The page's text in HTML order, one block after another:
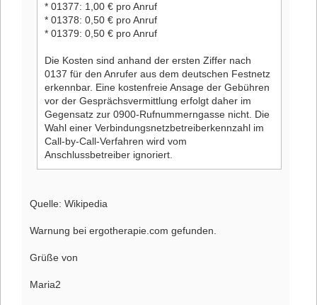
* 01377: 1,00 € pro Anruf
* 01378: 0,50 € pro Anruf
* 01379: 0,50 € pro Anruf
Die Kosten sind anhand der ersten Ziffer nach
0137 für den Anrufer aus dem deutschen Festnetz
erkennbar. Eine kostenfreie Ansage der Gebühren
vor der Gesprächsvermittlung erfolgt daher im
Gegensatz zur 0900-Rufnummerngasse nicht. Die
Wahl einer Verbindungsnetzbetreiberkennzahl im
Call-by-Call-Verfahren wird vom
Anschlussbetreiber ignoriert.
Quelle: Wikipedia
Warnung bei ergotherapie.com gefunden.
Grüße von
Maria2